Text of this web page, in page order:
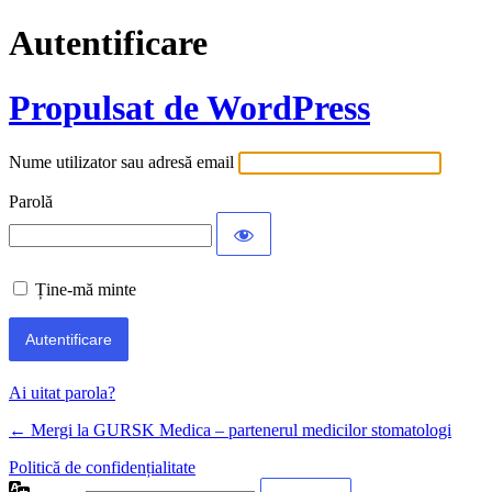
Autentificare
Propulsat de WordPress
Nume utilizator sau adresă email
Parolă
Ține-mă minte
Ai uitat parola?
← Mergi la GURSK Medica – partenerul medicilor stomatologi
Politică de confidențialitate